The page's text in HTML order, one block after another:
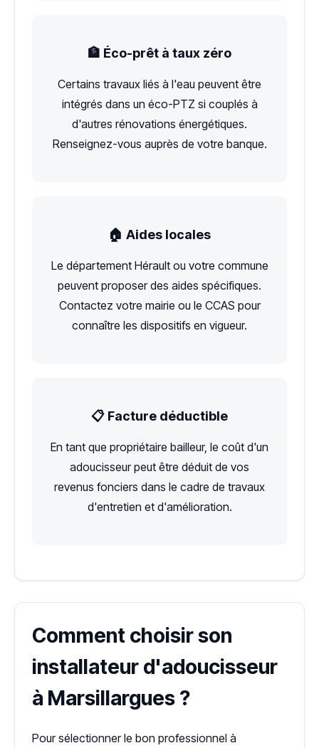
🏦 Éco-prêt à taux zéro
Certains travaux liés à l'eau peuvent être
intégrés dans un éco-PTZ si couplés à
d'autres rénovations énergétiques.
Renseignez-vous auprès de votre banque.
🏠 Aides locales
Le département Hérault ou votre commune
peuvent proposer des aides spécifiques.
Contactez votre mairie ou le CCAS pour
connaître les dispositifs en vigueur.
📋 Facture déductible
En tant que propriétaire bailleur, le coût d'un
adoucisseur peut être déduit de vos
revenus fonciers dans le cadre de travaux
d'entretien et d'amélioration.
Comment choisir son
installateur d'adoucisseur
à Marsillargues ?
Pour sélectionner le bon professionnel à